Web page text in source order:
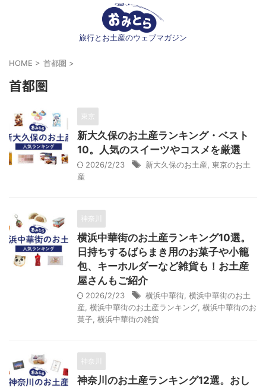
旅行とお土産のウェブマガジン
HOME > 首都圏 >
首都圏
東京
新大久保のお土産ランキング・ベスト
10。人気のスイーツやコスメを厳選
2026/2/23 新大久保のお土産 東京のお土
産
神奈川
横浜中華街のお土産ランキング10選。
日持ちするばらまき用のお菓子や小籠
包、キーホルダーなど雑貨も！お土産
屋さんもご紹介
2026/2/23 横浜中華街 横浜中華街のお土
産 横浜中華街のお土産ランキング 横浜中華街のお
菓子 横浜中華街の雑貨
神奈川
神奈川のお土産ランキング12選。おし